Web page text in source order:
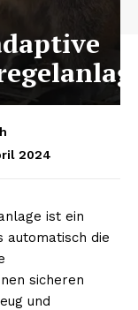
2024
ist ein
automatisch die
sicheren
und